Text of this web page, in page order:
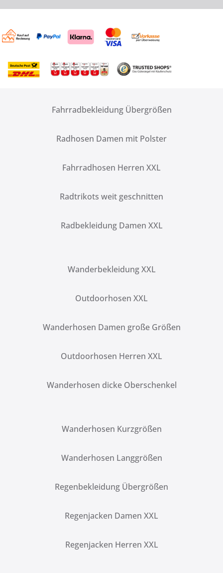
Fahrradbekleidung Übergrößen
Radhosen Damen mit Polster
Fahrradhosen Herren XXL
Radtrikots weit geschnitten
Radbekleidung Damen XXL
Wanderbekleidung XXL
Outdoorhosen XXL
Wanderhosen Damen große Größen
Outdoorhosen Herren XXL
Wanderhosen dicke Oberschenkel
Wanderhosen Kurzgrößen
Wanderhosen Langgrößen
Regenbekleidung Übergrößen
Regenjacken Damen XXL
Regenjacken Herren XXL